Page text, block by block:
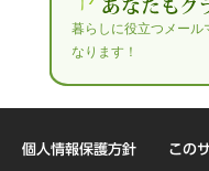
暮らしに役立つメール
なります！
個人情報保護方針 この